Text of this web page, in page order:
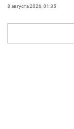
8 августа 2026, 01:35